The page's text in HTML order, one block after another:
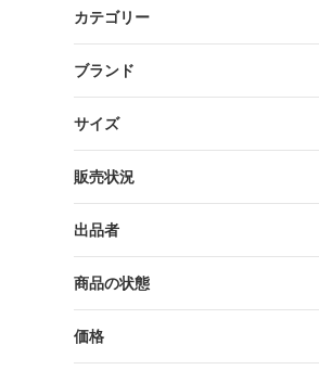
カテゴリー
ブランド
サイズ
販売状況
出品者
商品の状態
価格